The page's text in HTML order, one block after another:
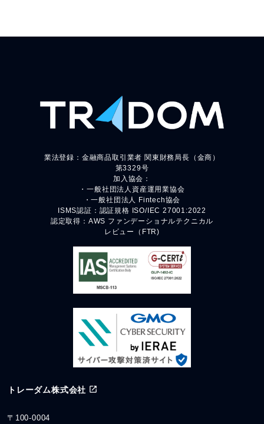
業法登録：金融商品取引業者 関東財務局長（金商）
第3329号
加入協会：
・一般社団法人資産運用業協会
・一般社団法人 Fintech協会
ISMS認証：認証規格 ISO/IEC 27001:2022
認定取得：AWS ファンデーショナルテクニカル
レビュー（FTR)
トレーダム株式会社
〒100-0004